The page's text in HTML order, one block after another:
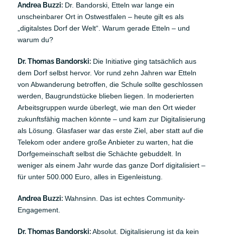
Andrea Buzzi: Dr. Bandorski, Etteln war lange ein
unscheinbarer Ort in Ostwestfalen – heute gilt es als
„digitalstes Dorf der Welt“. Warum gerade Etteln – und
warum du?
Dr. Thomas Bandorski: Die Initiative ging tatsächlich aus
dem Dorf selbst hervor. Vor rund zehn Jahren war Etteln
von Abwanderung betroffen, die Schule sollte geschlossen
werden, Baugrundstücke blieben liegen. In moderierten
Arbeitsgruppen wurde überlegt, wie man den Ort wieder
zukunftsfähig machen könnte – und kam zur Digitalisierung
als Lösung. Glasfaser war das erste Ziel, aber statt auf die
Telekom oder andere große Anbieter zu warten, hat die
Dorfgemeinschaft selbst die Schächte gebuddelt. In
weniger als einem Jahr wurde das ganze Dorf digitalisiert –
für unter 500.000 Euro, alles in Eigenleistung.
Andrea Buzzi: Wahnsinn. Das ist echtes Community-
Engagement.
Dr. Thomas Bandorski:Absolut. Digitalisierung ist da kein